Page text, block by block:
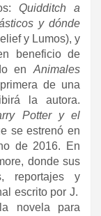
Quidditch a
y dónde
y Lumos), y
beneficio de
en Animales
de una
la autora.
Potter y el
se estrenó en
de 2016. En
donde sus
reportajes y
escrito por J.
novela para